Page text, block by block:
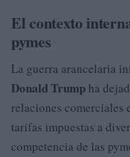
El contexto
pymes
La guerra arancelaria
Donald Trump ha
relaciones comerciales
tarifas impuestas a
competencia de las